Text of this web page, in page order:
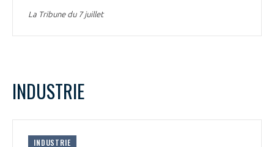
La Tribune du 7 juillet
INDUSTRIE
INDUSTRIE